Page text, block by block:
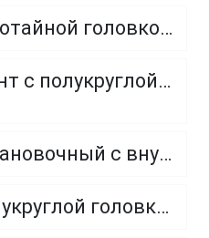
Винт с потайной головкой, оцинкованный, крестообразный шлиц
Винт с полукруглой головкой
Винт установочный с внутренним шестигранником и плоским концом
Винт с полукруглой головкой и внутренним шестигранником оцинкованный класс прочности 8.8 и 10.9